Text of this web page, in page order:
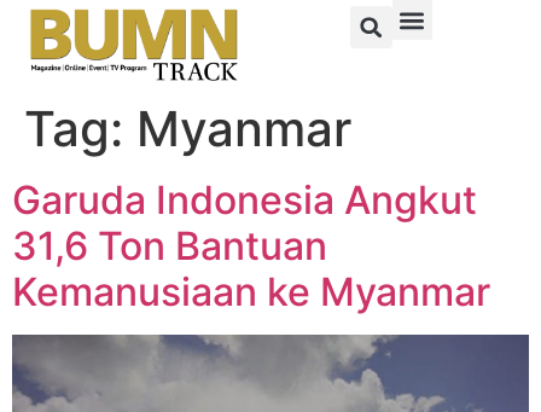
Tag: Myanmar
Garuda Indonesia Angkut
31,6 Ton Bantuan
Kemanusiaan ke Myanmar